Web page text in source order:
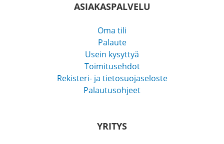
ASIAKASPALVELU
Oma tili
Palaute
Usein kysyttyä
Toimitusehdot
Rekisteri- ja tietosuojaseloste
Palautusohjeet
YRITYS